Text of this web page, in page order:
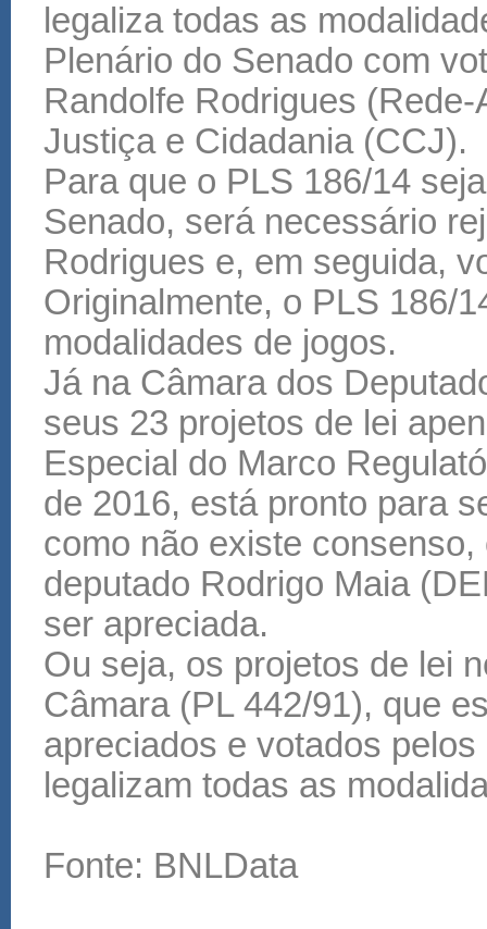
legaliza todas as
Plenário do Senado com
Randolfe Rodrigues
Justiça e Cidadania (CCJ).
Para que o PLS 186/14
Senado, será necessário
Rodrigues e, em seguida,
Originalmente, o PLS 186/
modalidades de jogos.
Já na Câmara dos
seus 23 projetos de lei
Especial do Marco
de 2016, está pronto para
como não existe
deputado Rodrigo Maia
ser apreciada.
Ou seja, os projetos de lei
Câmara (PL 442/91), que
apreciados e votados
legalizam todas as
Fonte: BNLData